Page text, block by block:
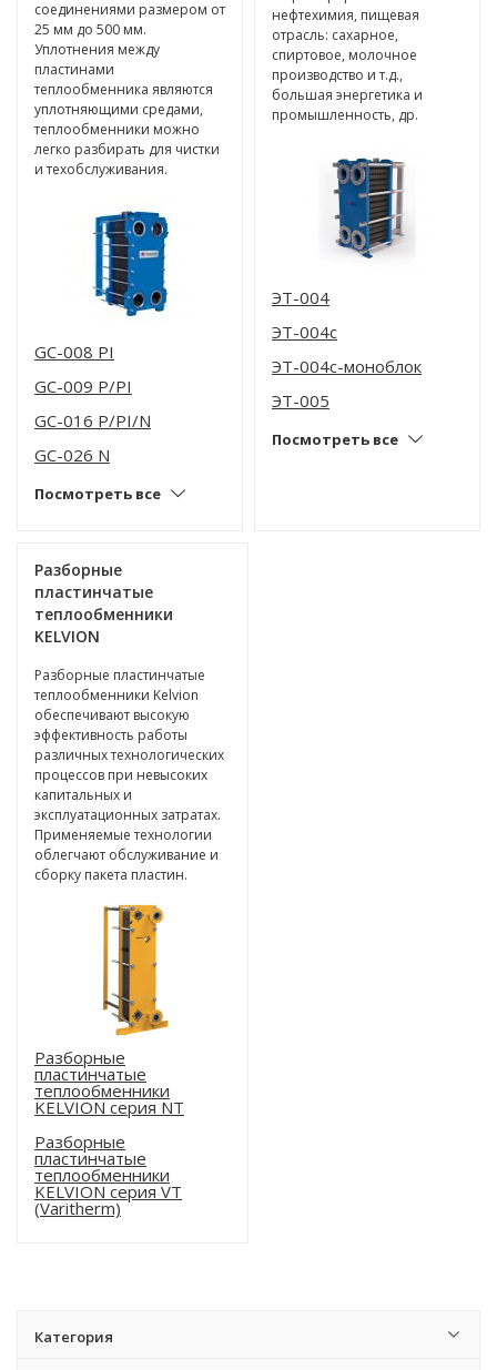
соединениями размером от
25 мм до 500 мм.
Уплотнения между
пластинами
теплообменника являются
уплотняющими средами,
теплообменники можно
легко разбирать для чистки
и техобслуживания.
GC-008 PI
GC-009 P/PI
GC-016 P/PI/N
GC-026 N
Посмотреть все
нефтехимия, пищевая
отрасль: сахарное,
спиртовое, молочное
производство и т.д.,
большая энергетика и
промышленность, др.
ЭТ-004
ЭТ-004c
ЭТ-004с-моноблок
ЭТ-005
Посмотреть все
Разборные
пластинчатые
теплообменники
KELVION
Разборные пластинчатые
теплообменники Kelvion
обеспечивают высокую
эффективность работы
различных технологических
процессов при невысоких
капитальных и
эксплуатационных затратах.
Применяемые технологии
облегчают обслуживание и
сборку пакета пластин.
Разборные
пластинчатые
теплообменники
KELVION серия NT
Разборные
пластинчатые
теплообменники
KELVION серия VT
(Varitherm)
Категория